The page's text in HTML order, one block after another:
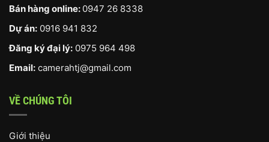
Bán hàng online: 0947 26 8338
Dự án: 0916 941 832
Đăng ký đại lý: 0975 964 498
Email: camerahtj@gmail.com
VỀ CHÚNG TÔI
Giới thiệu